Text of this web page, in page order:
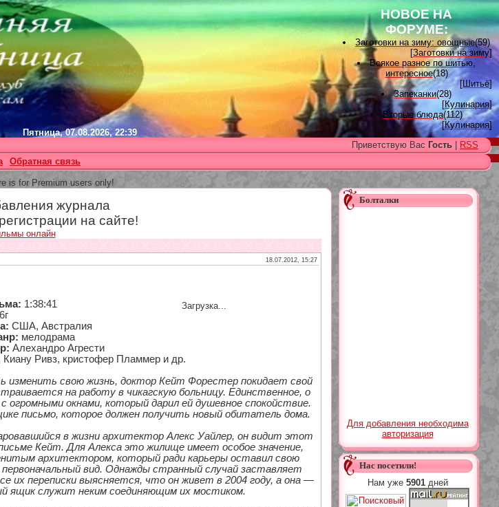
Пятница, 07.08.2026, 22:39
НОВОЕ НА
ФОРУМЕ:
Заготовки на зиму: овощные(59)
[Заготовки на зиму]
Всякое разное по шитью,
интересное(18)
[Шитьё]
Запеканки(28)
[Кулинария]
Вторые блюда(112)
[Кулинария]
Вышивка лентами(15)
[Вышивка лентами ]
Наградные розетки для
домашних питомцев, МК и
[Наградные розетки из атласной
ленты
Вяжем для детей(96)
Приветствую Вас Гость
RSS
Обратная связь
is for Premium users only!
журнала
на сайте!
онлайн
18.07.2012, 15:27
Загрузка...
1:38:41
США, Австралия
мелодрама
Алехандро Агрести
Ривз, кристофер Пламмер и др.
изменить свою жизнь, доктор Кейт Форестер покидает свой
на работу в чикагскую больницу. Единственное, о
окнами, который дарил ей душевное спокойствие.
письмо, которое должен получить новый обитатель дома.
в жизни архитектор Алекс Уайлер, он видит этот
Кейт. Для Алекса это жилище имеет особое значение,
архитектором, который ради карьеры оставил свою
вид. Однажды странный случай заставляет
их переписки выясняется, что он живет в 2004 году, а она —
ящик служит неким соединяющим их мостиком.
Болталки
Для добавления необходима
авторизация
Нас посетили!
Нам уже 5901дней